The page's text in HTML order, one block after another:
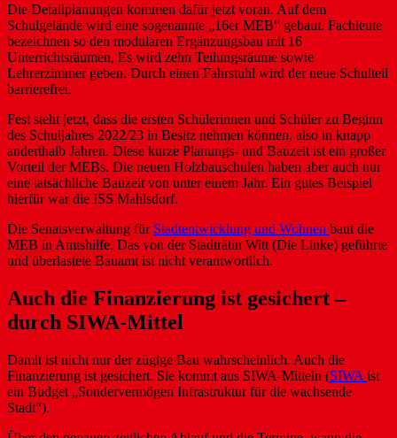
Die Detailplanungen kommen dafür jetzt voran. Auf dem
Schulgelände wird eine sogenannte „16er MEB“ gebaut. Fachleute
bezeichnen so den modularen Ergänzungsbau mit 16
Unterrichtsräumen, Es wird zehn Teilungsräume sowie
Lehrerzimmer geben. Durch einen Fahrstuhl wird der neue Schulteil
barrierefrei.
Fest steht jetzt, dass die ersten Schülerinnen und Schüler zu Beginn
des Schuljahres 2022/23 in Besitz nehmen können, also in knapp
anderthalb Jahren. Diese kurze Planungs- und Bauzeit ist ein großer
Vorteil der MEBs. Die neuen Holzbauschulen haben aber auch nur
eine tatsächliche Bauzeit von unter einem Jahr. Ein gutes Beispiel
hierfür war die ISS Mahlsdorf.
Die Senatsverwaltung für Stadtentwicklung und Wohnen baut die
MEB in Amtshilfe. Das von der Stadträtin Witt (Die Linke) geführte
und überlastete Bauamt ist nicht verantwortlich.
Auch die Finanzierung ist gesichert –
durch SIWA-Mittel
Damit ist nicht nur der zügige Bau wahrscheinlich. Auch die
Finanzierung ist gesichert. Sie kommt aus SIWA-Mitteln (SIWA ist
ein Budget „Sondervermögen Infrastruktur für die wachsende
Stadt“).